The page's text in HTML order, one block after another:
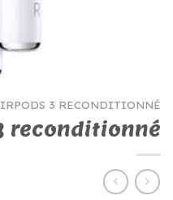
3 RECONDITIONNÉ
reconditionné